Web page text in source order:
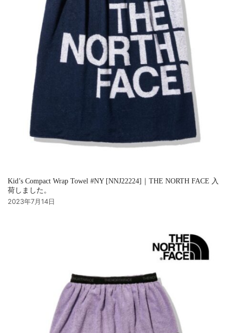
Kid’s Compact Wrap Towel #NY [NNJ22224]｜THE NORTH FACE 入
荷しました。
2023年7月14日